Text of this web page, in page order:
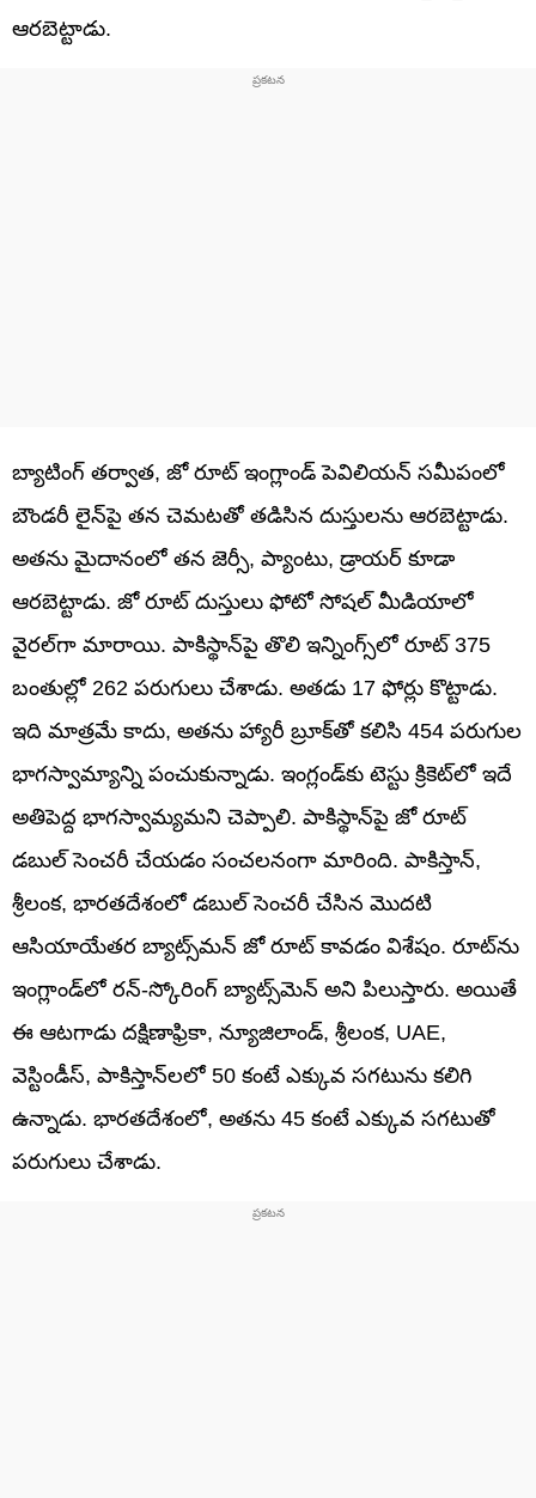
ఆరబెట్టాడు.
బ్యాటింగ్ తర్వాత, జో రూట్ ఇంగ్లాండ్ పెవిలియన్ సమీపంలో
బౌండరీ లైన్‌పై తన చెమటతో తడిసిన దుస్తులను ఆరబెట్టాడు.
అతను మైదానంలో తన జెర్సీ, ప్యాంటు, డ్రాయర్ కూడా
ఆరబెట్టాడు. జో రూట్ దుస్తులు ఫోటో సోషల్ మీడియాలో
వైరల్‌గా మారాయి. పాకిస్థాన్‌పై తొలి ఇన్నింగ్స్‌లో రూట్ 375
బంతుల్లో 262 పరుగులు చేశాడు. అతడు 17 ఫోర్లు కొట్టాడు.
ఇది మాత్రమే కాదు, అతను హ్యారీ బ్రూక్‌తో కలిసి 454 పరుగుల
భాగస్వామ్యాన్ని పంచుకున్నాడు. ఇంగ్లండ్‌కు టెస్టు క్రికెట్‌లో ఇదే
అతిపెద్ద భాగస్వామ్యమని చెప్పాలి. పాకిస్థాన్‌పై జో రూట్
డబుల్ సెంచరీ చేయడం సంచలనంగా మారింది. పాకిస్తాన్,
శ్రీలంక, భారతదేశంలో డబుల్ సెంచరీ చేసిన మొదటి
ఆసియాయేతర బ్యాట్స్‌మన్ జో రూట్ కావడం విశేషం. రూట్‌ను
ఇంగ్లాండ్‌లో రన్-స్కోరింగ్ బ్యాట్స్‌మెన్ అని పిలుస్తారు. అయితే
ఈ ఆటగాడు దక్షిణాఫ్రికా, న్యూజిలాండ్, శ్రీలంక, UAE,
వెస్టిండీస్, పాకిస్తాన్‌లలో 50 కంటే ఎక్కువ సగటును కలిగి
ఉన్నాడు. భారతదేశంలో, అతను 45 కంటే ఎక్కువ సగటుతో
పరుగులు చేశాడు.